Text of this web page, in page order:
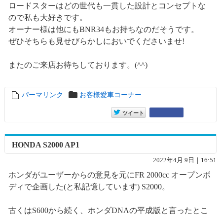
ロードスターはどの世代も一貫した設計とコンセプトな
ので私も大好きです。
オーナー様は他にもBNR34もお持ちなのだそうです。
ぜひそちらも見せびらかしにおいでくださいませ!
またのご来店お待ちしております。(^^)
entry15646
パーマリンク お客様愛車コーナー
entry15646
ツイート
HONDA S2000 AP1
2022年4月 9日｜16:51
ホンダがユーザーからの意見を元にFR 2000cc オープンボ
ディで企画した(と私記憶しています) S2000。
古くはS600から続く、ホンダDNAの平成版と言ったとこ